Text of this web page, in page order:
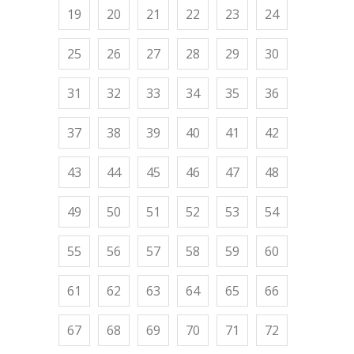
19 20 21 22 23 24
25 26 27 28 29 30
31 32 33 34 35 36
37 38 39 40 41 42
43 44 45 46 47 48
49 50 51 52 53 54
55 56 57 58 59 60
61 62 63 64 65 66
67 68 69 70 71 72